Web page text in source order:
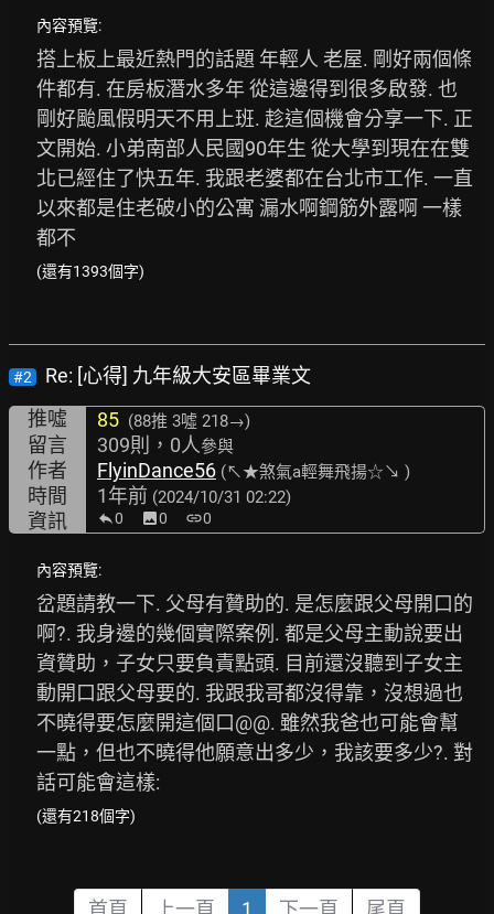
內容預覽:
搭上板上最近熱門的話題 年輕人 老屋. 剛好兩個條
件都有. 在房板潛水多年 從這邊得到很多啟發. 也
剛好颱風假明天不用上班. 趁這個機會分享一下. 正
文開始. 小弟南部人民國90年生 從大學到現在在雙
北已經住了快五年. 我跟老婆都在台北市工作. 一直
以來都是住老破小的公寓 漏水啊鋼筋外露啊 一樣
都不
(還有1393個字)
#2
Re: [心得] 九年級大安區畢業文
推噓
85 (88推 3噓 218→)
留言 309則，0人參與
作者 FlyinDance56 (↖★煞氣a輕舞飛揚☆↘ )
時間 1年前 (2024/10/31 02:22)
資訊 0 image0 link0
內容預覽:
岔題請教一下. 父母有贊助的. 是怎麼跟父母開口的
啊?. 我身邊的幾個實際案例. 都是父母主動說要出
資贊助，子女只要負責點頭. 目前還沒聽到子女主
動開口跟父母要的. 我跟我哥都沒得靠，沒想過也
不曉得要怎麼開這個口@@. 雖然我爸也可能會幫
一點，但也不曉得他願意出多少，我該要多少?. 對
話可能會這樣:
(還有218個字)
首頁 上一頁 1 下一頁 尾頁